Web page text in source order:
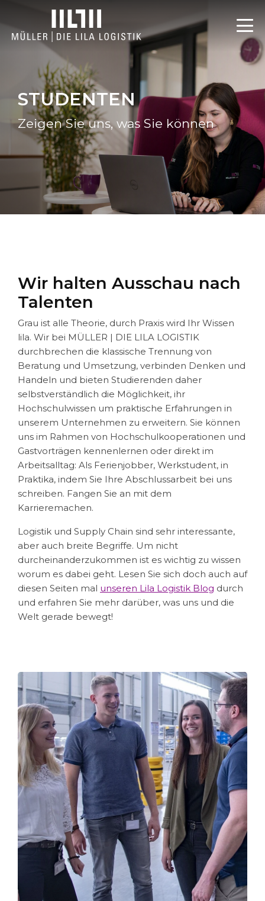
STUDENTEN
Zeigen Sie uns, was Sie können
Wir halten Ausschau nach
Talenten
Grau ist alle Theorie, durch Praxis wird Ihr Wissen
lila. Wir bei MÜLLER | DIE LILA LOGISTIK
durchbrechen die klassische Trennung von
Beratung und Umsetzung, verbinden Denken und
Handeln und bieten Studierenden daher
selbstverständlich die Möglichkeit, ihr
Hochschulwissen um praktische Erfahrungen in
unserem Unternehmen zu erweitern. Sie können
uns im Rahmen von Hochschulkooperationen und
Gastvorträgen kennenlernen oder direkt im
Arbeitsalltag: Als Ferienjobber, Werkstudent, in
Praktika, indem Sie Ihre Abschlussarbeit bei uns
schreiben. Fangen Sie an mit dem
Karrieremachen.
Logistik und Supply Chain sind sehr interessante,
aber auch breite Begriffe. Um nicht
durcheinanderzukommen ist es wichtig zu wissen
worum es dabei geht. Lesen Sie sich doch auch auf
diesen Seiten mal unseren Lila Logistik Blog durch
und erfahren Sie mehr darüber, was uns und die
Welt gerade bewegt!